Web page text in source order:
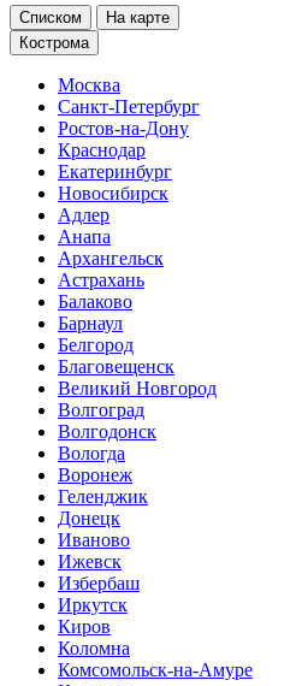
Списком
На карте
Кострома
Москва
Санкт-Петербург
Ростов-на-Дону
Краснодар
Екатеринбург
Новосибирск
Адлер
Анапа
Архангельск
Астрахань
Балаково
Барнаул
Белгород
Благовещенск
Великий Новгород
Волгоград
Волгодонск
Вологда
Воронеж
Геленджик
Донецк
Иваново
Ижевск
Избербаш
Иркутск
Киров
Коломна
Комсомольск-на-Амуре